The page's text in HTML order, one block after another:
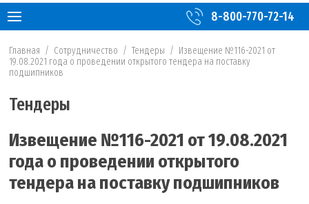
8-800-770-72-14
Главная / Сотрудничество / Тендеры / Извещение №116-2021 от
19.08.2021 года о проведении открытого тендера на поставку
подшипников
Тендеры
Извещение №116-2021 от 19.08.2021
года о проведении открытого
тендера на поставку подшипников